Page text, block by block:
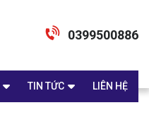
0399500886
TIN TỨC LIÊN HỆ